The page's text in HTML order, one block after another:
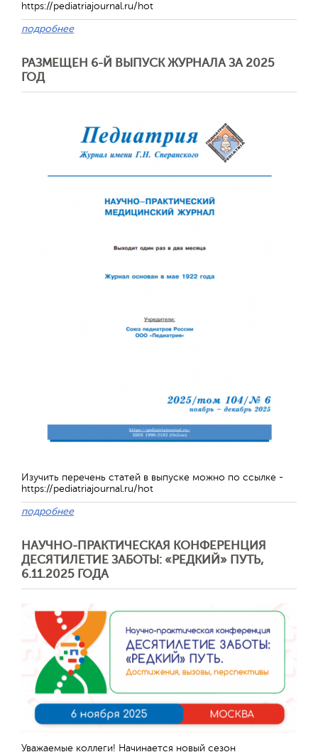
https://pediatriajournal.ru/hot
подробнее
РАЗМЕЩЕН 6-Й ВЫПУСК ЖУРНАЛА ЗА 2025
ГОД
Изучить перечень статей в выпуске можно по ссылке -
https://pediatriajournal.ru/hot
подробнее
НАУЧНО-ПРАКТИЧЕСКАЯ КОНФЕРЕНЦИЯ
ДЕСЯТИЛЕТИЕ ЗАБОТЫ: «РЕДКИЙ» ПУТЬ,
6.11.2025 ГОДА
Уважаемые коллеги! Начинается новый сезон